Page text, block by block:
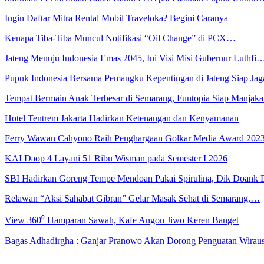
Ingin Daftar Mitra Rental Mobil Traveloka? Begini Caranya
Kenapa Tiba-Tiba Muncul Notifikasi “Oil Change” di PCX…
Jateng Menuju Indonesia Emas 2045, Ini Visi Misi Gubernur
Pupuk Indonesia Bersama Pemangku Kepentingan di Jateng Siap
Tempat Bermain Anak Terbesar di Semarang, Funtopia Siap
Hotel Tentrem Jakarta Hadirkan Ketenangan dan Kenyamanan
Ferry Wawan Cahyono Raih Penghargaan Golkar Media Award
KAI Daop 4 Layani 51 Ribu Wisman pada Semester I 2026
SBI Hadirkan Goreng Tempe Mendoan Pakai Spirulina, Dik Doank
Relawan “Aksi Sahabat Gibran” Gelar Masak Sehat di Semarang,…
View 360⁰ Hamparan Sawah, Kafe Angon Jiwo Keren Banget
Bagas Adhadirgha : Ganjar Pranowo Akan Dorong Penguatan